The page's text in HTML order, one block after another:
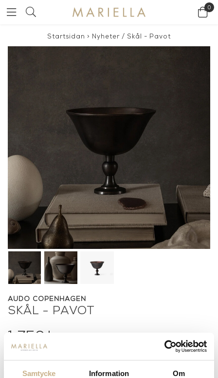
Samtycke Information Om
0
Startsidan > Nyheter / Skål - Pavot
AUDO COPENHAGEN
SKÅL - PAVOT
1.750 kr
+
- LÄGG I VARUKORG